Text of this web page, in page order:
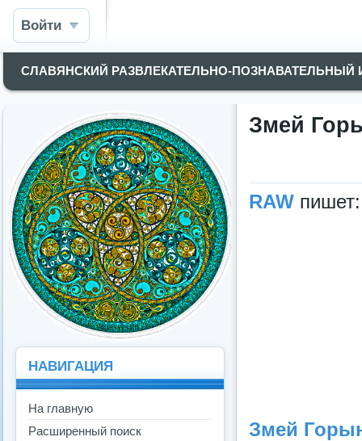
Войти
СЛАВЯНСКИЙ РАЗВЛЕКАТЕЛЬНО-
Змей
RAW пишет:
Змей
НАВИГАЦИЯ
На главную
Расширенный поиск